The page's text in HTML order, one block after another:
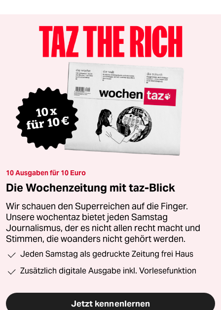
10 Ausgaben für 10 Euro
Die Wochenzeitung mit taz-Blick
Wir schauen den Superreichen auf die Finger.
Unsere wochentaz bietet jeden Samstag
Journalismus, der es nicht allen recht macht und
Stimmen, die woanders nicht gehört werden.
Jeden Samstag als gedruckte Zeitung frei Haus
Zusätzlich digitale Ausgabe inkl. Vorlesefunktion
Jetzt kennenlernen